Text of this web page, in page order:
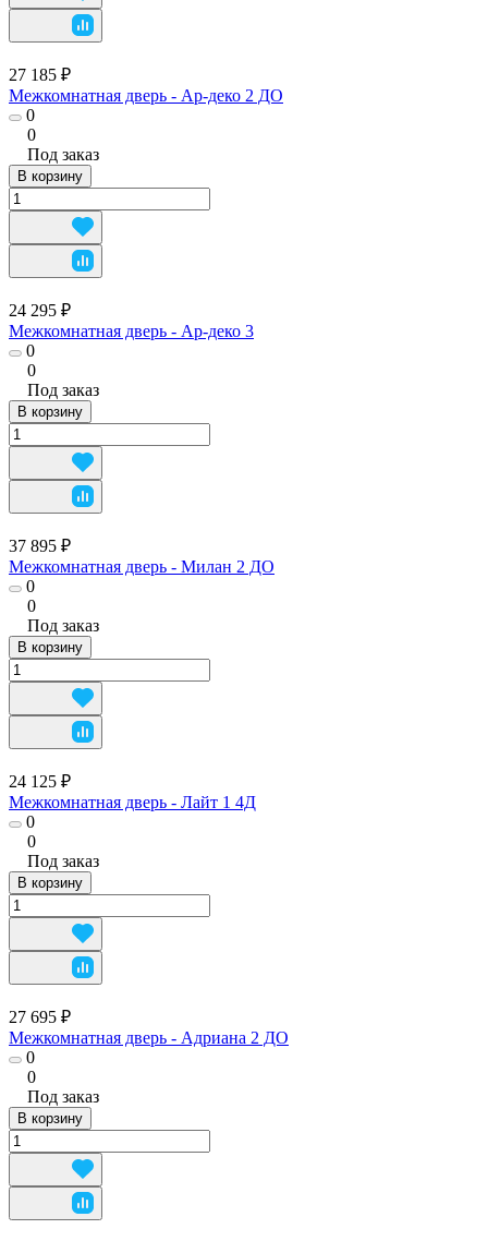
27 185 ₽
Межкомнатная дверь - Ар-деко 2 ДО
0
0
Под заказ
В корзину
24 295 ₽
Межкомнатная дверь - Ар-деко 3
0
0
Под заказ
В корзину
37 895 ₽
Межкомнатная дверь - Милан 2 ДО
0
0
Под заказ
В корзину
24 125 ₽
Межкомнатная дверь - Лайт 1 4Д
0
0
Под заказ
В корзину
27 695 ₽
Межкомнатная дверь - Адриана 2 ДО
0
0
Под заказ
В корзину